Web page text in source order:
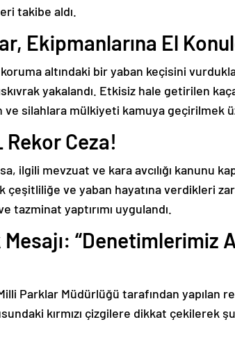
takibe aldı.
Ekipmanlarına El
altındaki bir yaban keçisini
yakalandı. Etkisiz hale getirilen
ve silahlara mülkiyeti kamuya geçirilmek
Rekor Ceza!
ilgili mevzuat ve kara avcılığı kanunu
çeşitliliğe ve yaban hayatına verdikleri
tazminat yaptırımı uygulandı.
Mesajı: “Denetimlerimiz
Parklar Müdürlüğü tarafından yapılan
kırmızı çizgilere dikkat çekilerek